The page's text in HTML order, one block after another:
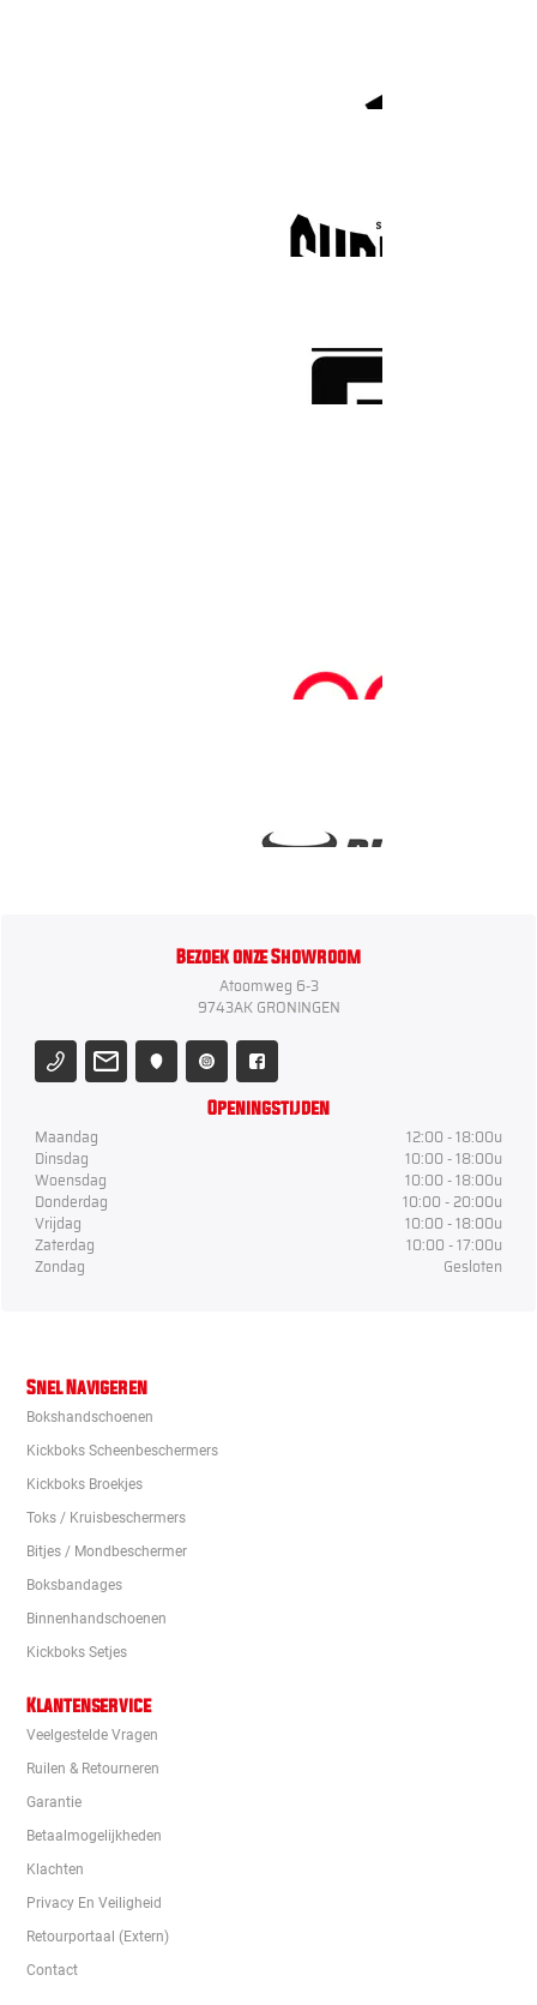
Bezoek onze Showroom
Atoomweg 6-3
9743AK GRONINGEN
Openingstijden
Maandag
12:00 - 18:00u
Dinsdag
10:00 - 18:00u
Woensdag
10:00 - 18:00u
Donderdag
10:00 - 20:00u
Vrijdag
10:00 - 18:00u
Zaterdag
10:00 - 17:00u
Zondag
Gesloten
Snel Navigeren
Bokshandschoenen
Kickboks Scheenbeschermers
Kickboks Broekjes
Toks / Kruisbeschermers
Bitjes / Mondbeschermer
Boksbandages
Binnenhandschoenen
Kickboks Setjes
Klantenservice
Veelgestelde Vragen
Ruilen & Retourneren
Garantie
Betaalmogelijkheden
Klachten
Privacy En Veiligheid
Retourportaal (extern)
Contact